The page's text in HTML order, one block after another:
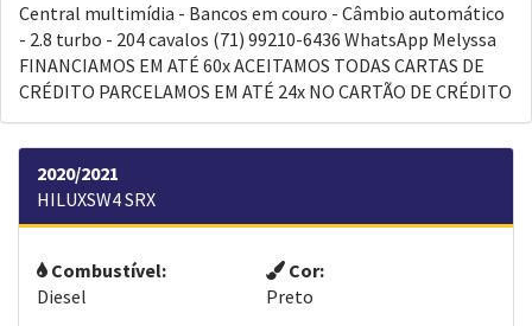
Central multimídia - Bancos em couro - Câmbio automático
- 2.8 turbo - 204 cavalos (71) 99210-6436 WhatsApp Melyssa
FINANCIAMOS EM ATÉ 60x ACEITAMOS TODAS CARTAS DE
CRÉDITO PARCELAMOS EM ATÉ 24x NO CARTÃO DE CRÉDITO
2020/2021
HILUXSW4 SRX
Combustível:
Diesel
Cor:
Preto